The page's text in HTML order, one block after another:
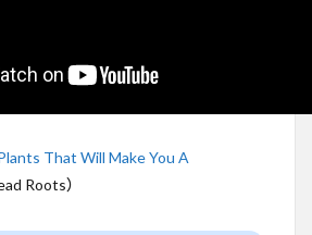
That Will Make You A
Roots）